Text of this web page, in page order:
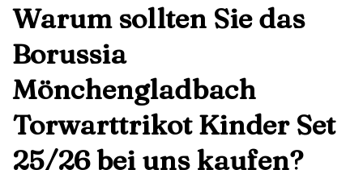
Warum sollten Sie das
Borussia
Mönchengladbach
Torwarttrikot Kinder Set
25/26 bei uns kaufen?